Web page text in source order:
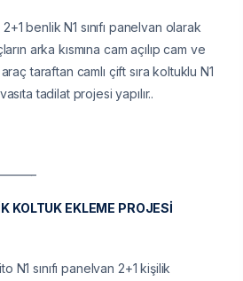
benlik N1 sınıfı panelvan olarak
arka kısmına cam açılıp cam ve
taraftan camlı çift sıra koltuklu N1
tadilat projesi yapılır..
KOLTUK EKLEME PROJESİ
sınıfı panelvan 2+1 kişilik